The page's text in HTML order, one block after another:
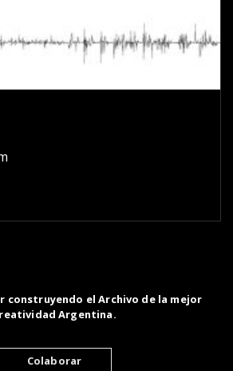
construyendo el Archivo de la mejor
Argentina.
Colaborar